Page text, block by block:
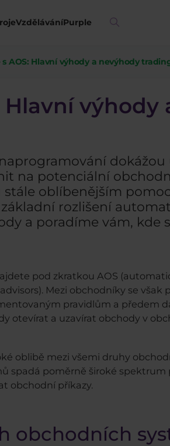
VzděláváníPurple
AOS: Hlavní výhody a nevýhody
Hlavní
na potenciální
oblíbenějším
rozlišení
a poradíme vám, kde
pod zkratkou AOS
Mezi obchodníky se
pravidlům a předem
otevírat a uzavírat obchody v
oblibě mezi všemi druhy
spadá poměrně široké spektrum
obchodní příkazy.
obchodních